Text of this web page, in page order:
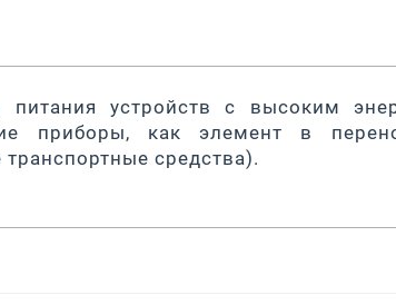
устройств с высоким
приборы, как элемент в
средства).